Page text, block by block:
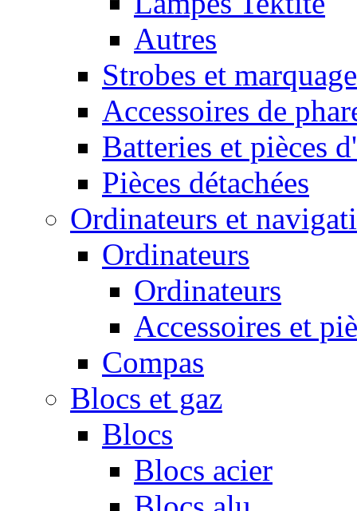
Autres
Strobes et
Accessoires de
Batteries et pièces
Pièces détachées
Ordinateurs et
Ordinateurs
Ordinateurs
Accessoires et
Compas
Blocs et gaz
Blocs
Blocs acier